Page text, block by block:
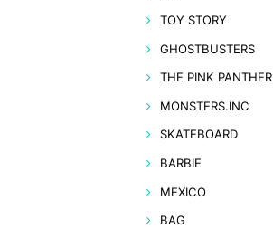
TOY STORY
GHOSTBUSTERS
THE PINK PANTHER
MONSTERS.INC
SKATEBOARD
BARBIE
MEXICO
BAG